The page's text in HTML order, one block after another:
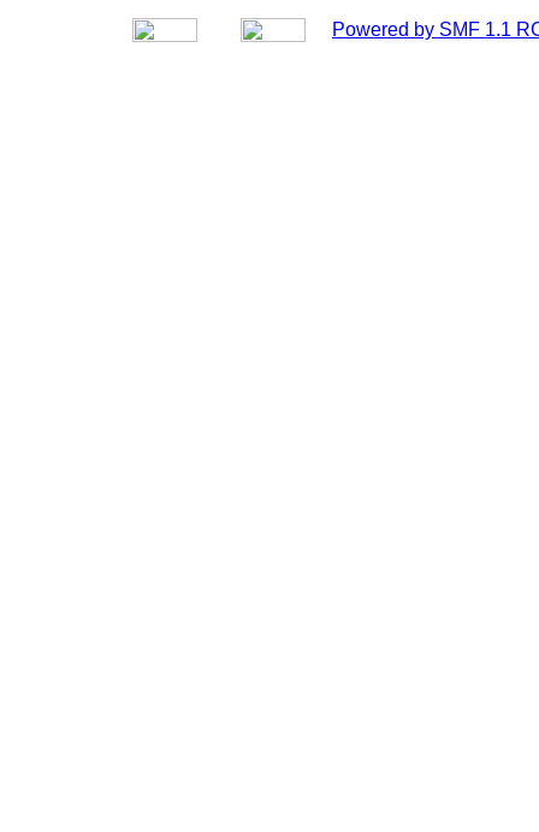
Powered by SMF 1.1